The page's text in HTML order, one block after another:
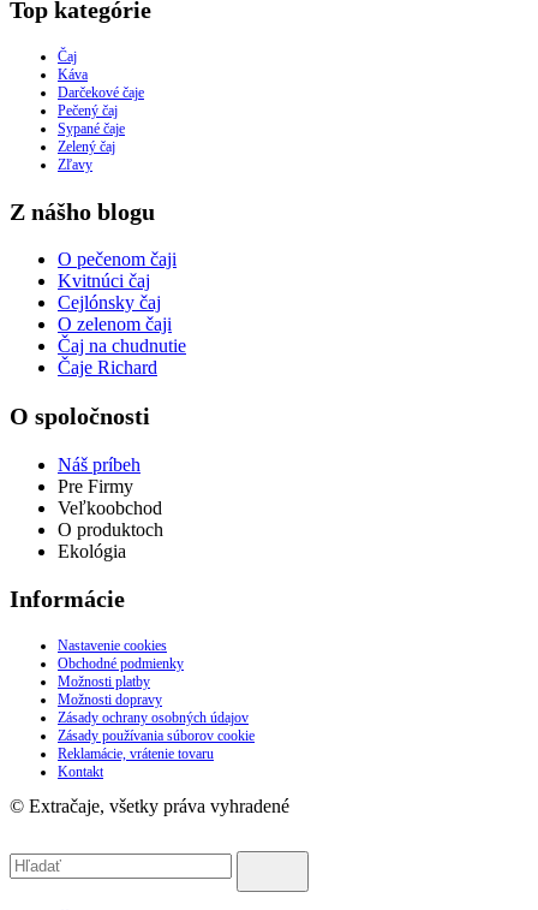
Top kategórie
Čaj
Káva
Darčekové čaje
Pečený čaj
Sypané čaje
Zelený čaj
Zľavy
Z nášho blogu
O pečenom čaji
Kvitnúci čaj
Cejlónsky čaj
O zelenom čaji
Čaj na chudnutie
Čaje Richard
O spoločnosti
Náš príbeh
Pre Firmy
Veľkoobchod
O produktoch
Ekológia
Informácie
Nastavenie cookies
Obchodné podmienky
Možnosti platby
Možnosti dopravy
Zásady ochrany osobných údajov
Zásady používania súborov cookie
Reklamácie, vrátenie tovaru
Kontakt
© Extračaje, všetky práva vyhradené